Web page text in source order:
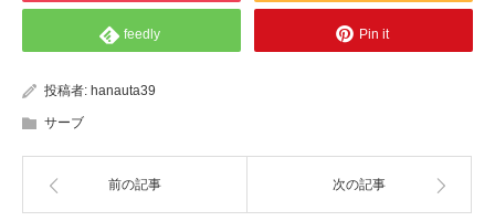
feedly Pin it
投稿者: hanauta39
サーブ
前の記事 次の記事